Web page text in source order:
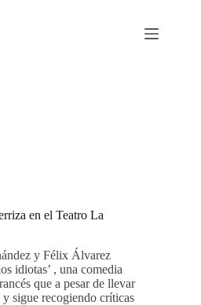
en el Teatro La
y Félix Álvarez
idiotas’ , una comedia
que a pesar de llevar
y sigue recogiendo críticas